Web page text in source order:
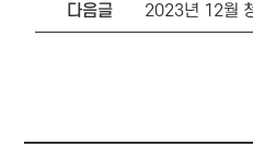
다음글 2023년 12월 청소년